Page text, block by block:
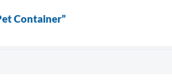
Container”